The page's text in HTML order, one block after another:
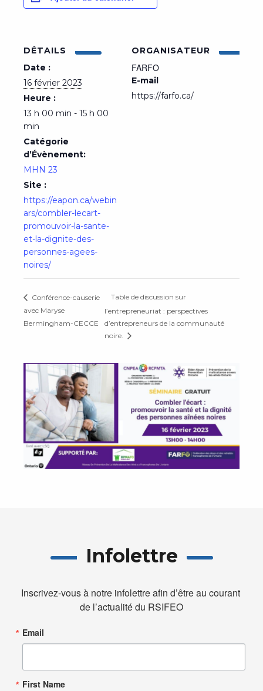
DÉTAILS
Date :
16 février 2023
Heure :
13 h 00 min - 15 h 00
min
Catégorie
d’Évènement:
MHN 23
Site :
https://eapon.ca/webin
ars/combler-lecart-
promouvoir-la-sante-
et-la-dignite-des-
personnes-agees-
noires/
ORGANISATEUR
FARFO
E-mail
https://farfo.ca/
Conférence-causerie
avec Maryse
Bermingham-CECCE
Table de discussion sur
l’entrepreneuriat : perspectives
d’entrepreneurs de la communauté
noire.
Infolettre
Inscrivez-vous à notre infolettre afin d’être au courant
de l’actualité du RSIFEO
Email
First Name